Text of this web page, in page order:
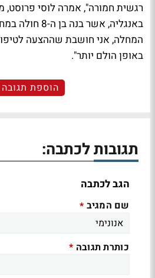
באנגליה, אשר
המחלה, אני חושבת שההצעה
באופן הולם יותר".
הוספת תגובה
תגובות לכתבה:
הגב לכתבה
שם המגיב *
כותרת תגובה *